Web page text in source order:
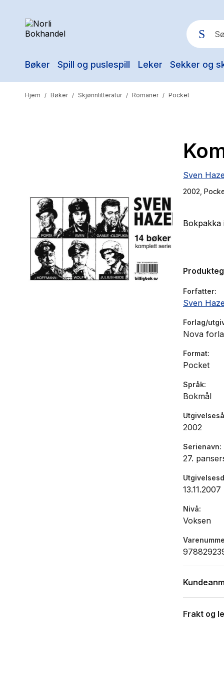
Bøker Spill og puslespill Leker Sekker og
Hjem / Bøker / Skjønnlitteratur / Romaner / Pocket
Sven
2002 ,
Bokpakka
Forfatter
Sven
Forlag/
Nova
Format
Pocket
Språk
Bokmål
2002
Serienavn
27.
13.11.2007
Nivå
Voksen
Frakt og